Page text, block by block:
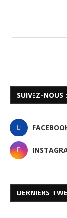
SUIVEZ-NOUS :
DERNIERS